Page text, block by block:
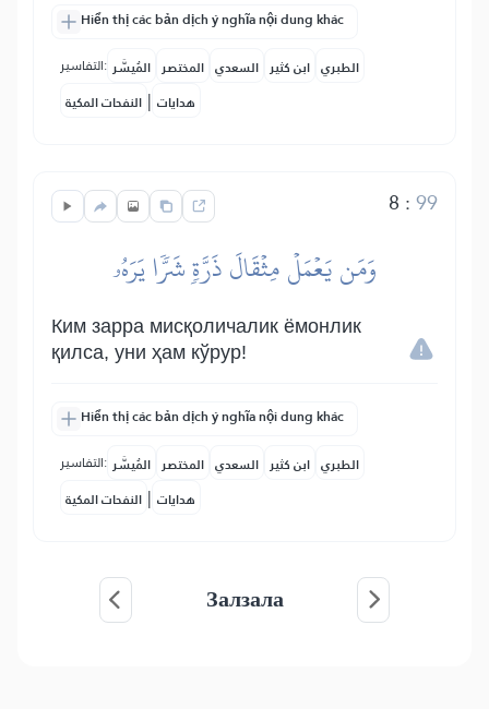
Hiển thị các bản dịch ý nghĩa nội dung khác
التفاسير: المُيسَّر المختصر السعدي ابن كثير الطبري
النفحات المكية | هدايات
8 :99
وَمَن يَعۡمَلۡ مِثۡقَالَ ذَرَّةٖ شَرّٗا يَرَهُۥ
Ким зарра мисқоличалик ёмонлик
қилса, уни ҳам кўрур!
Hiển thị các bản dịch ý nghĩa nội dung khác
التفاسير: المُيسَّر المختصر السعدي ابن كثير الطبري
النفحات المكية | هدايات
Залзала